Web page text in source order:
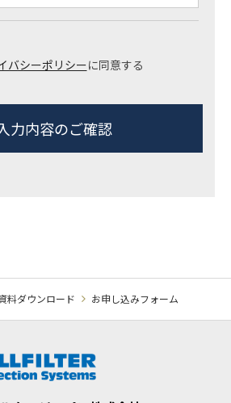
バシーポリシーに同意する
料ダウンロード お申し込みフォーム